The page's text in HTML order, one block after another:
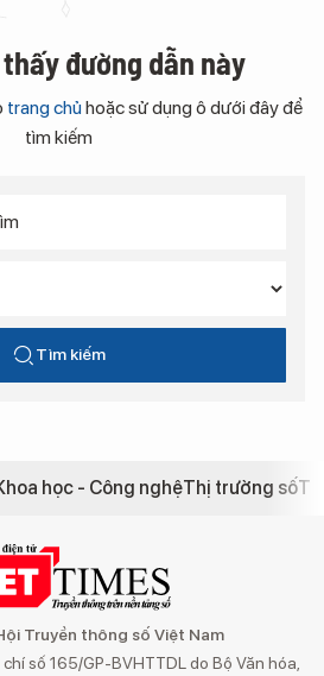
đường dẫn này
trang chủ hoặc sử dụng ô dưới đây để
tìm kiếm
Tìm kiếm
học - Công nghệThị trường số
Truyền thông số Việt Nam
số 165/GP-BVHTTDL do Bộ Văn hóa,